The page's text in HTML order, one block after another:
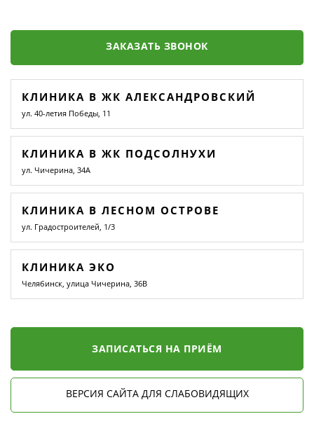
ЗАКАЗАТЬ ЗВОНОК
КЛИНИКА В ЖК АЛЕКСАНДРОВСКИЙ
ул. 40-летия Победы, 11
КЛИНИКА В ЖК ПОДСОЛНУХИ
ул. Чичерина, 34А
КЛИНИКА В ЛЕСНОМ ОСТРОВЕ
ул. Градостроителей, 1/3
КЛИНИКА ЭКО
Челябинск, улица Чичерина, 36В
ЗАПИСАТЬСЯ НА ПРИЁМ
ВЕРСИЯ САЙТА ДЛЯ СЛАБОВИДЯЩИХ